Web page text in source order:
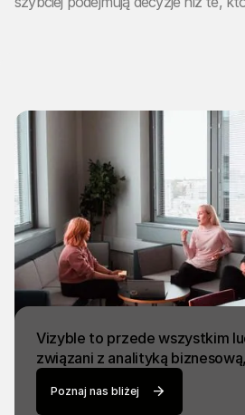
Vizyble to przede wszystkim
związani z analityką
Poznaj nas bliżej